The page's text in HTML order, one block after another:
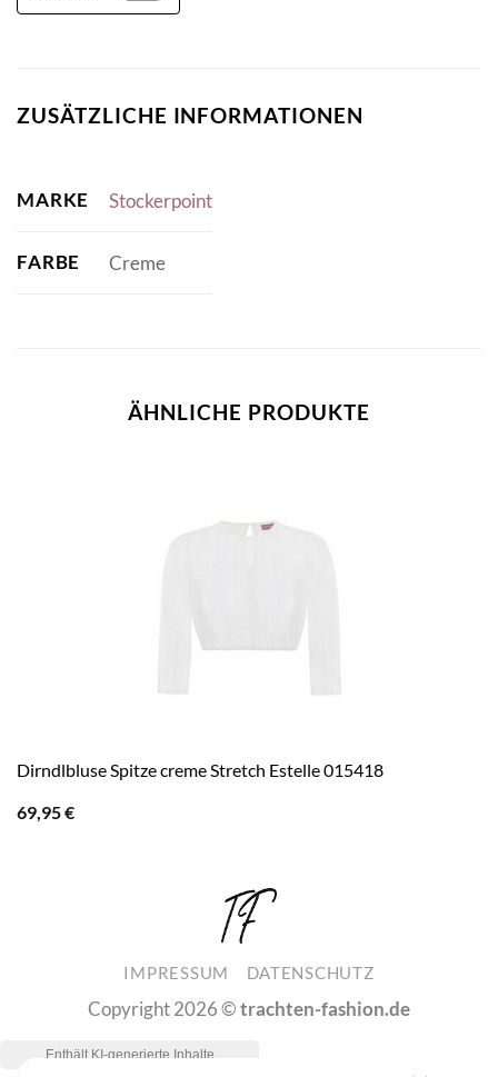
ZUSÄTZLICHE INFORMATIONEN
MARKE Stockerpoint
FARBE Creme
ÄHNLICHE PRODUKTE
Dirndlbluse Spitze creme Stretch Estelle 015418
69,95€
IMPRESSUM DATENSCHUTZ
Copyright 2026 ©trachten-fashion.de